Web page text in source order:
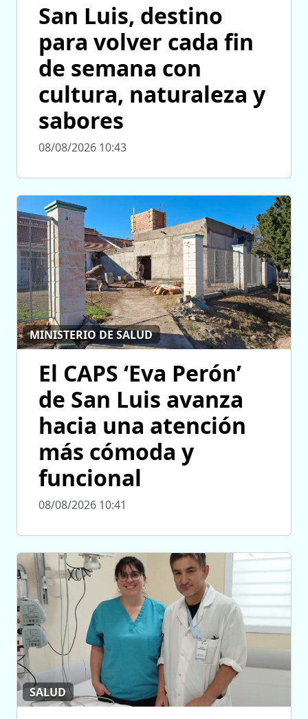
San Luis, destino
para volver cada fin
de semana con
cultura, naturaleza y
sabores
08/08/2026 10:43
MINISTERIO DE SALUD
El CAPS ‘Eva Perón’
de San Luis avanza
hacia una atención
más cómoda y
funcional
08/08/2026 10:41
SALUD